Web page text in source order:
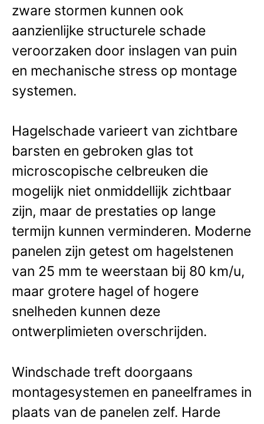
zware stormen kunnen ook
aanzienlijke structurele schade
veroorzaken door inslagen van puin
en mechanische stress op montage
systemen.
Hagelschade varieert van zichtbare
barsten en gebroken glas tot
microscopische celbreuken die
mogelijk niet onmiddellijk zichtbaar
zijn, maar de prestaties op lange
termijn kunnen verminderen. Moderne
panelen zijn getest om hagelstenen
van 25 mm te weerstaan bij 80 km/u,
maar grotere hagel of hogere
snelheden kunnen deze
ontwerplimieten overschrijden.
Windschade treft doorgaans
montagesystemen en paneelframes in
plaats van de panelen zelf. Harde